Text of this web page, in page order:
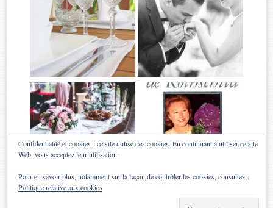
Confidentialité et cookies : ce site utilise des cookies. En continuant à utiliser ce site
Web, vous acceptez leur utilisation.
Pour en savoir plus, notamment sur la façon de contrôler les cookies, consultez :
Politique relative aux cookies